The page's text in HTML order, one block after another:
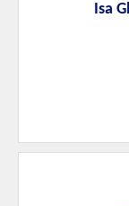
Isa